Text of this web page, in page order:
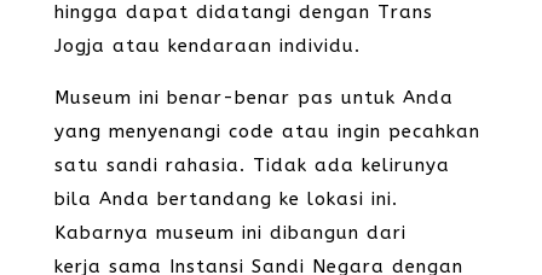
hingga dapat didatangi dengan Trans
Jogja atau kendaraan individu.
Museum ini benar-benar pas untuk Anda
yang menyenangi code atau ingin pecahkan
satu sandi rahasia. Tidak ada kelirunya
bila Anda bertandang ke lokasi ini.
Kabarnya museum ini dibangun dari
kerja sama Instansi Sandi Negara dengan